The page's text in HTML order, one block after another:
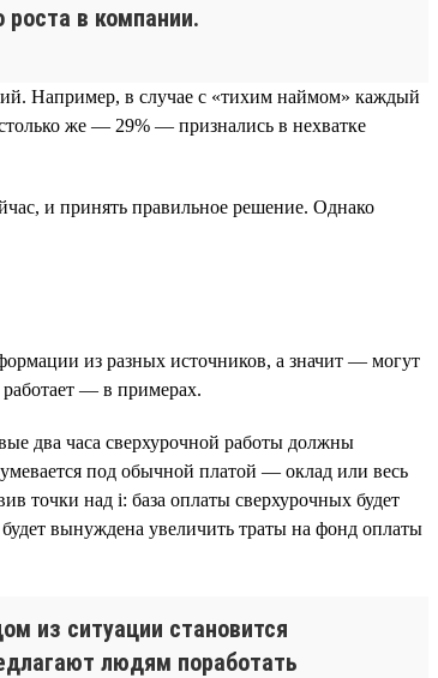
в компании.
Например, в случае с «тихим наймом» каждый
же — 29% — признались в нехватке
и принять правильное решение. Однако
из разных источников, а значит — могут
работает — в примерах.
два часа сверхурочной работы должны
под обычной платой — оклад или весь
точки над i: база оплаты сверхурочных будет
вынуждена увеличить траты на фонд оплаты
из ситуации становится
людям поработать